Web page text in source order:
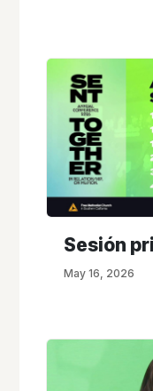
Sesión
May 16, 2026